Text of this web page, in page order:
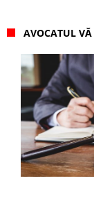
AVOCATUL VĂ